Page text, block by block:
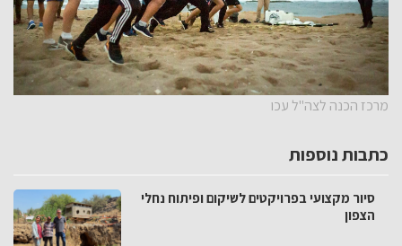
מרכז הכנה לצה"ל עכו
כתבות נוספות
סיור מקצועי בפרויקטים לשיקום ופיתוח נחלי
הצפון